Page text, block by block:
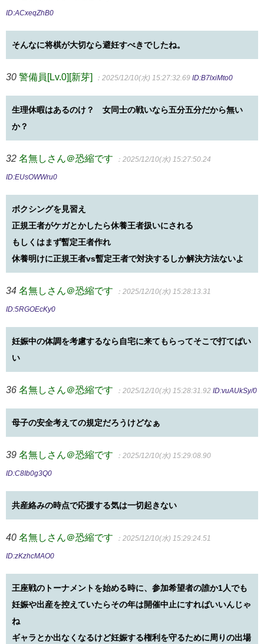
ID:ACxeqZhB0
そんなに将棋が大切なら避妊すべきでしたね。
30 警備員[Lv.0][新芽] ：2025/12/10(水) 15:27:32.69 ID:B7lxiMto0
生理休暇はあるのけ？ 女同士の戦いなら五分五分だから無い
か？
32 名無しさん＠恐縮です ：2025/12/10(水) 15:27:50.24
ID:EUsOWWru0
ボクシングを見習え
正規王者がケガとかしたら休養王者扱いにされる
もしくはまず暫定王者作れ
休養明けに正規王者vs暫定王者で対決するしか解決方法ないよ
34 名無しさん＠恐縮です ：2025/12/10(水) 15:28:13.31
ID:5RGOEcKy0
妊娠中の体調を考慮するなら自宅に来てもらってそこで打てばい
い
36 名無しさん＠恐縮です ：2025/12/10(水) 15:28:31.92 ID:vuAUkSy/0
母子の安全考えての規定だろうけどなぁ
39 名無しさん＠恐縮です ：2025/12/10(水) 15:29:08.90
ID:C8Ib0g3Q0
共産絡みの時点で応援する気は一切起きない
40 名無しさん＠恐縮です ：2025/12/10(水) 15:29:24.51
ID:zKzhcMAO0
王座戦のトーナメントを始める時に、参加希望者の誰か1人でも
妊娠や出産を控えていたらその年は開催中止にすればいいんじゃ
ね
ギャラとか出なくなるけど妊娠する権利を守るために周りの出場